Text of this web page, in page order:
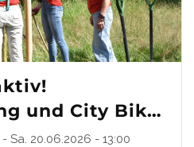
und City Bike
längster
Sa. 20.06.2026 - 13:00